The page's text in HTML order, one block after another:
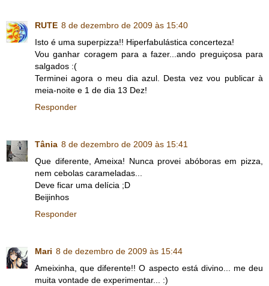
RUTE 8 de dezembro de 2009 às 15:40
Isto é uma superpizza!! Hiperfabulástica concerteza!
Vou ganhar coragem para a fazer...ando preguiçosa para
salgados :(
Terminei agora o meu dia azul. Desta vez vou publicar à
meia-noite e 1 de dia 13 Dez!
Responder
Tânia 8 de dezembro de 2009 às 15:41
Que diferente, Ameixa! Nunca provei abóboras em pizza,
nem cebolas carameladas...
Deve ficar uma delícia ;D
Beijinhos
Responder
Mari 8 de dezembro de 2009 às 15:44
Ameixinha, que diferente!! O aspecto está divino... me deu
muita vontade de experimentar... :)